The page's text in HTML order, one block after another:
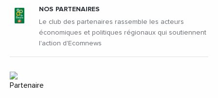
NOS PARTENAIRES
Le club des partenaires rassemble les acteurs
économiques et politiques régionaux qui soutiennent
l'action d'Ecomnews